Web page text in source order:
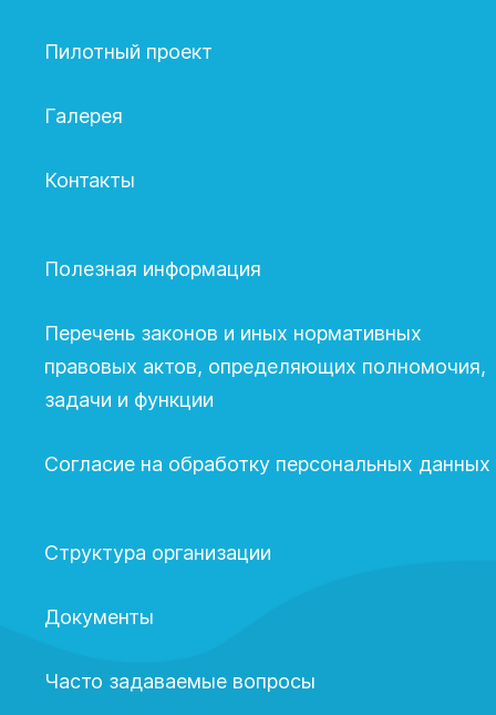
Пилотный проект
Галерея
Контакты
Полезная информация
Перечень законов и иных нормативных
правовых актов, определяющих полномочия,
задачи и функции
Согласие на обработку персональных данных
Структура организации
Документы
Часто задаваемые вопросы